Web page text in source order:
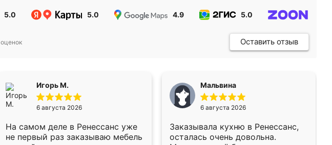
5.0 5.0 4.9 5.0
оценок Оставить отзыв
Игорь М.
6 августа 2026
На самом деле в Ренессанс уже
не первый раз заказываю мебель
Мальвина
6 августа 2026
Заказывала кухню в Ренессанс,
осталась очень довольна.